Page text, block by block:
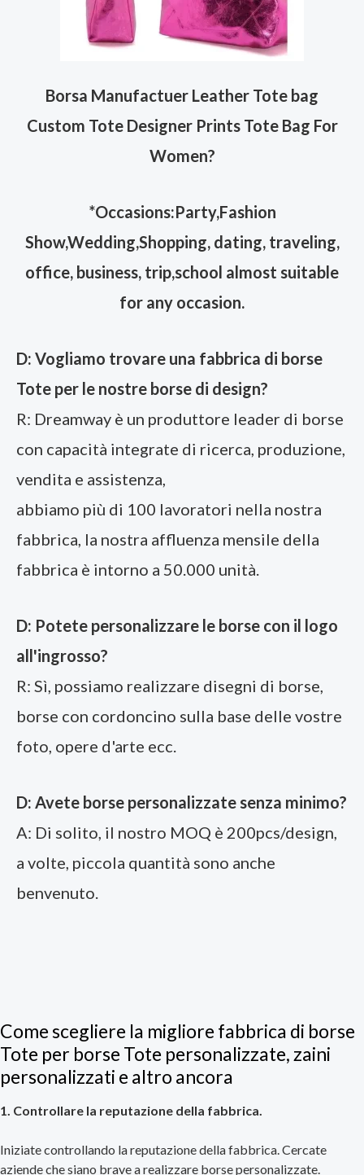
Borsa Manufactuer Leather Tote bag
Custom Tote Designer Prints Tote Bag For
Women?
*Occasions:Party,Fashion
Show,Wedding,Shopping, dating, traveling,
office, business, trip,school almost suitable
for any occasion.
D: Vogliamo trovare una fabbrica di borse
Tote per le nostre borse di design?
R: Dreamway è un produttore leader di borse
con capacità integrate di ricerca, produzione,
vendita e assistenza,
abbiamo più di 100 lavoratori nella nostra
fabbrica, la nostra affluenza mensile della
fabbrica è intorno a 50.000 unità.
D: Potete personalizzare le borse con il logo
all'ingrosso?
R: Sì, possiamo realizzare disegni di borse,
borse con cordoncino sulla base delle vostre
foto, opere d'arte ecc.
D: Avete borse personalizzate senza minimo?
A: Di solito, il nostro MOQ è 200pcs/design,
a volte, piccola quantità sono anche
benvenuto.
Come scegliere la migliore fabbrica di borse
Tote per borse Tote personalizzate, zaini
personalizzati e altro ancora
1. Controllare la reputazione della fabbrica.
Iniziate controllando la reputazione della fabbrica. Cercate
aziende che siano brave a realizzare borse personalizzate.